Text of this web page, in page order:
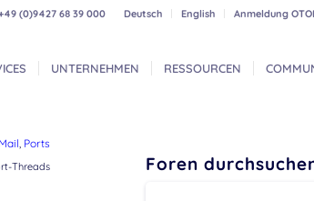
Deutsch English Anmeldung
(0)9427 68 39 000
UNTERNEHMEN RESSOURCEN
Mail, Ports
Threads Foren